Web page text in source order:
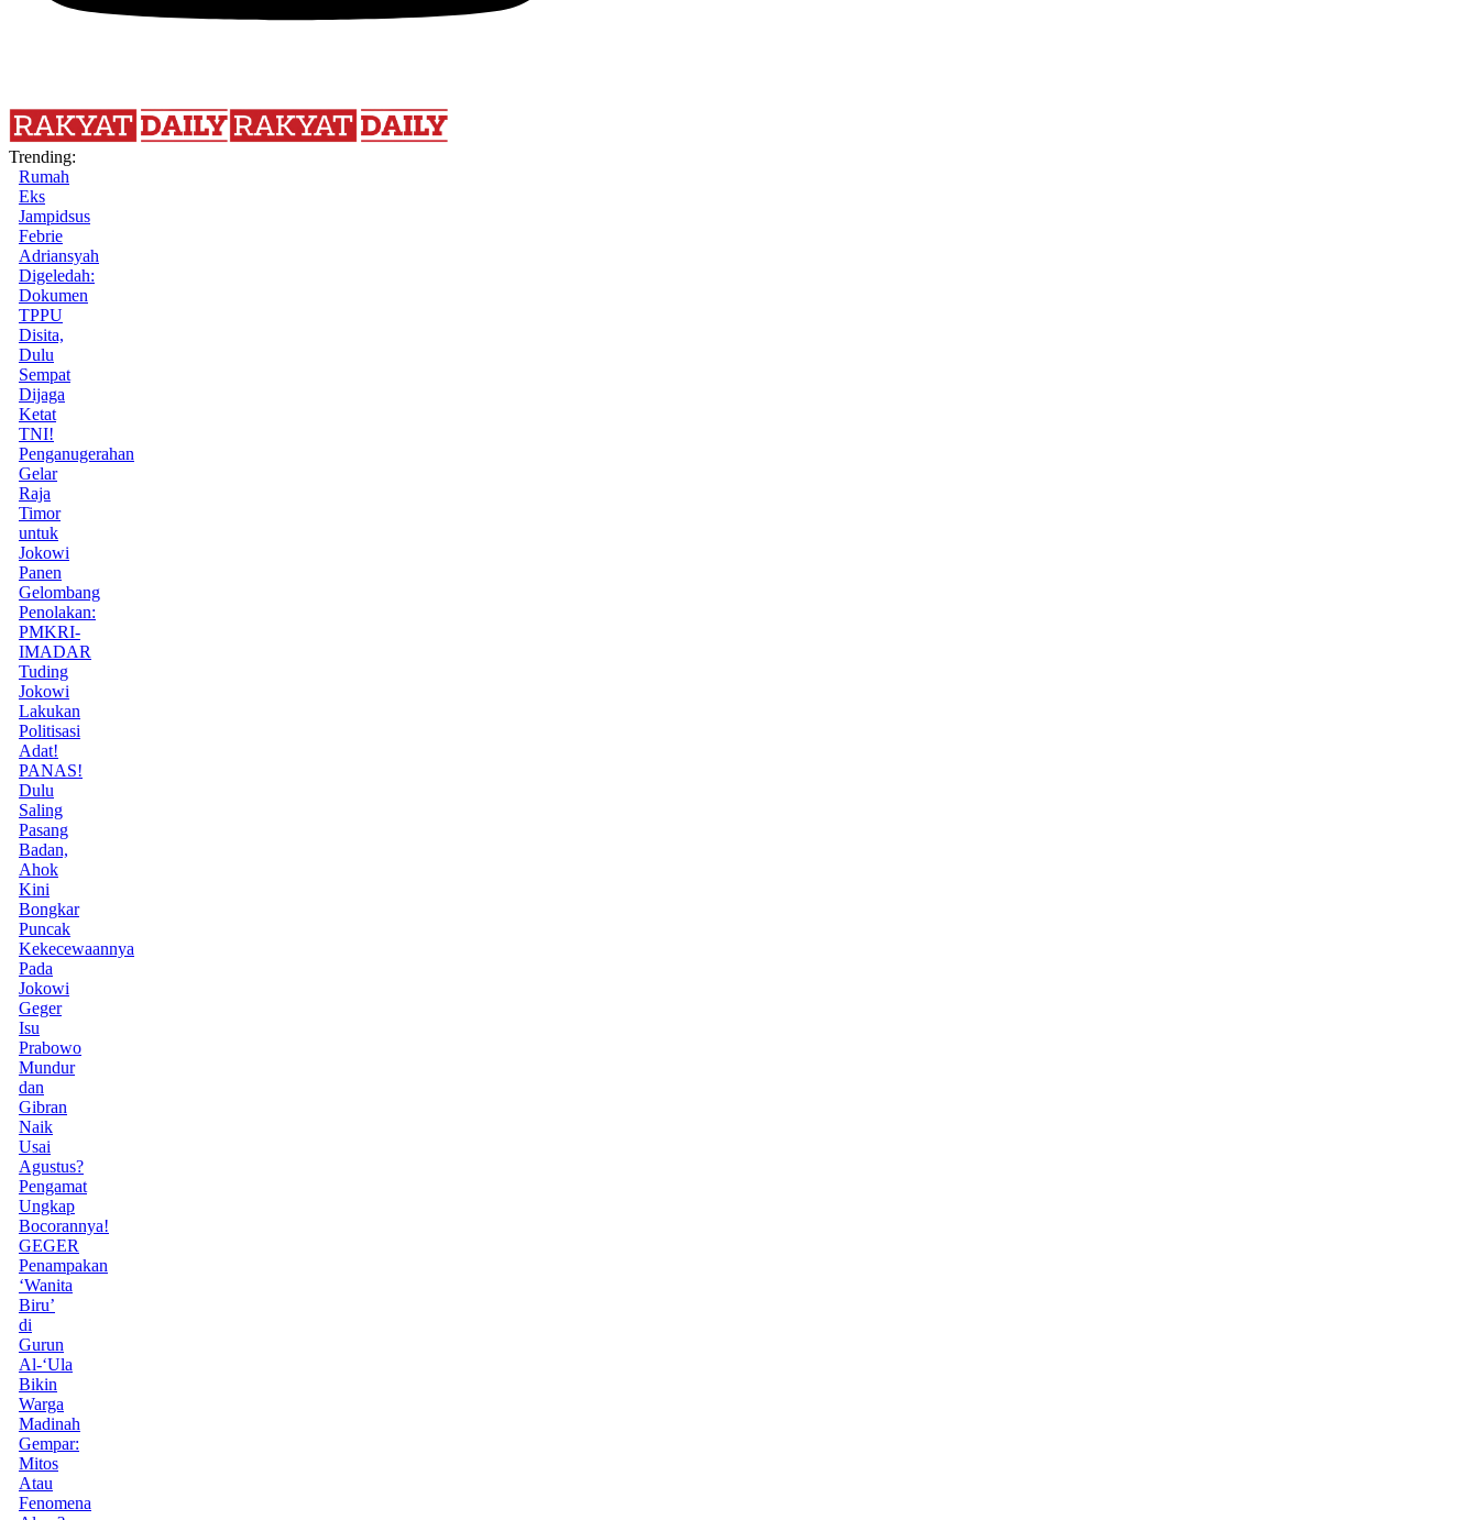
Trending:
Rumah
Eks
Jampidsus
Febrie
Adriansyah
Digeledah:
Dokumen
TPPU
Disita,
Dulu
Sempat
Dijaga
Ketat
TNI!
Penganugerahan
Gelar
Raja
Timor
untuk
Jokowi
Panen
Gelombang
Penolakan:
PMKRI-
IMADAR
Tuding
Jokowi
Lakukan
Politisasi
Adat!
PANAS!
Dulu
Saling
Pasang
Badan,
Ahok
Kini
Bongkar
Puncak
Kekecewaannya
Pada
Jokowi
Geger
Isu
Prabowo
Mundur
dan
Gibran
Naik
Usai
Agustus?
Pengamat
Ungkap
Bocorannya!
GEGER
Penampakan
‘Wanita
Biru’
di
Gurun
Al-‘Ula
Bikin
Warga
Madinah
Gempar:
Mitos
Atau
Fenomena